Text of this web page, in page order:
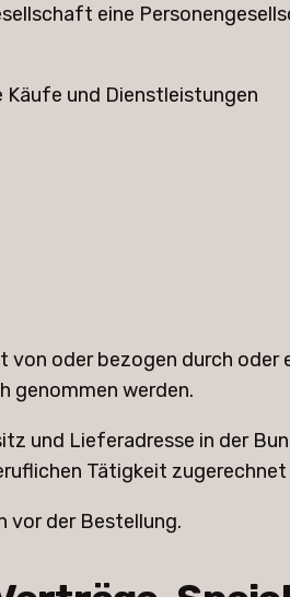
eine
und Dienstleistungen
von oder bezogen durch
genommen werden.
und Lieferadresse in der
Tätigkeit zugerechnet
vor der Bestellung.